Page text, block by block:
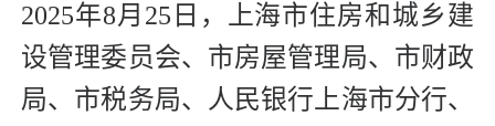
2025年8月25日，上海市住房和城乡建
设管理委员会、市房屋管理局、市财政
局、市税务局、人民银行上海市分行、